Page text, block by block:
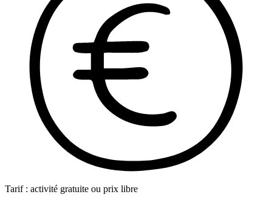
Tarif : activité gratuite ou prix libre